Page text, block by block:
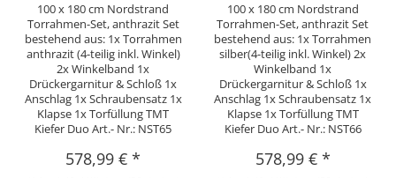
100 x 180 cm Nordstrand
Torrahmen-Set, anthrazit Set
bestehend aus: 1x Torrahmen
anthrazit (4-teilig inkl. Winkel)
2x Winkelband 1x
Drückergarnitur & Schloß 1x
Anschlag 1x Schraubensatz 1x
Klapse 1x Torfüllung TMT
Kiefer Duo Art.- Nr.: NST65
578,99 €*
100 x 180 cm Nordstrand
Torrahmen-Set, anthrazit Set
bestehend aus: 1x Torrahmen
silber(4-teilig inkl. Winkel) 2x
Winkelband 1x
Drückergarnitur & Schloß 1x
Anschlag 1x Schraubensatz 1x
Klapse 1x Torfüllung TMT
Kiefer Duo Art.- Nr.: NST66
578,99 € *